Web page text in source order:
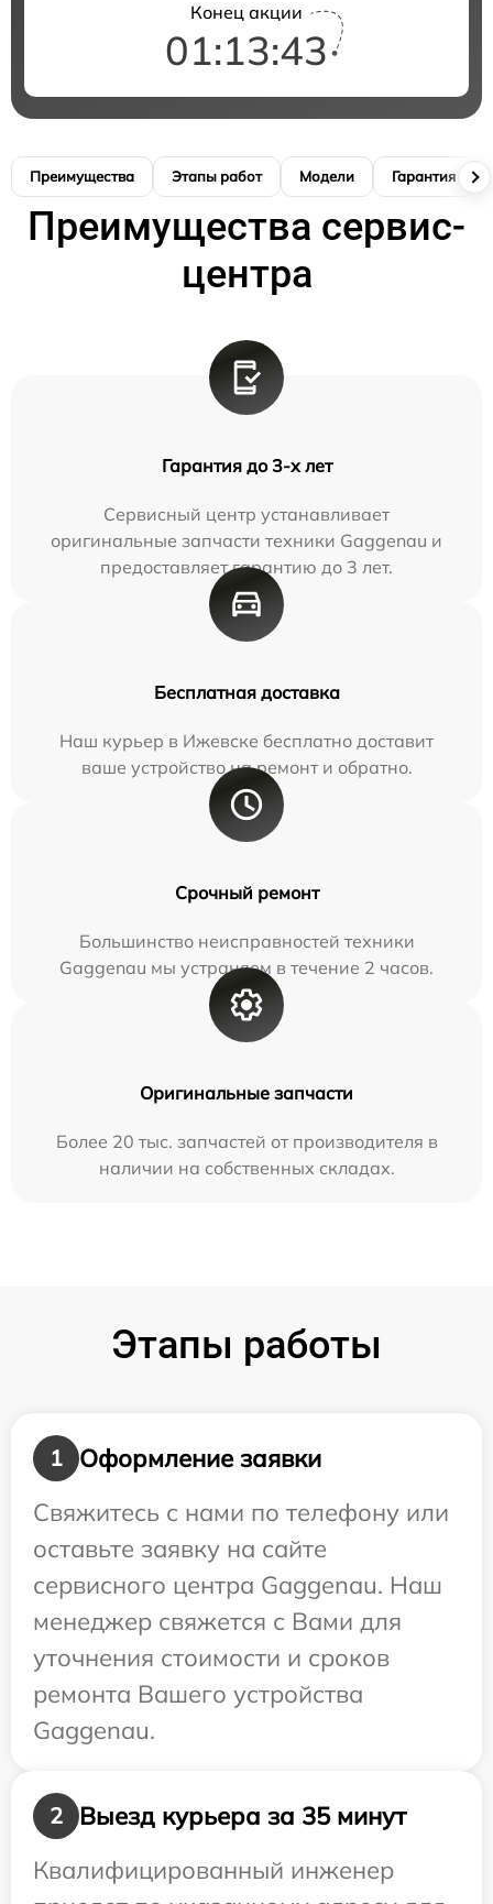
Конец акции
01:13:42
Преимущества Этапы работ Модели Гарантия
Преимущества сервис-
центра
Гарантия до 3-х лет
Сервисный центр устанавливает
оригинальные запчасти техники Gaggenau и
предоставляет гарантию до 3 лет.
Бесплатная доставка
Наш курьер в Ижевске бесплатно доставит
ваше устройство на ремонт и обратно.
Срочный ремонт
Большинство неисправностей техники
Gaggenau мы устраняем в течение 2 часов.
Оригинальные запчасти
Более 20 тыс. запчастей от производителя в
наличии на собственных складах.
Этапы работы
1
Оформление заявки
Свяжитесь с нами по телефону или
оставьте заявку на сайте
сервисного центра Gaggenau. Наш
менеджер свяжется с Вами для
уточнения стоимости и сроков
ремонта Вашего устройства
Gaggenau.
2
Выезд курьера за 35 минут
Квалифицированный инженер